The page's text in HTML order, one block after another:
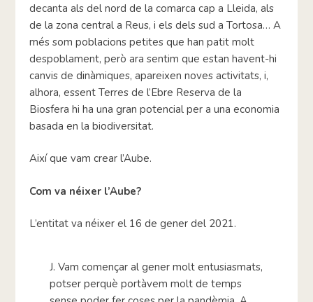
decanta als del nord de la comarca cap a Lleida, als
de la zona central a Reus, i els dels sud a Tortosa… A
més som poblacions petites que han patit molt
despoblament, però ara sentim que estan havent-hi
canvis de dinàmiques, apareixen noves activitats, i,
alhora, essent Terres de l’Ebre Reserva de la
Biosfera hi ha una gran potencial per a una economia
basada en la biodiversitat.
Així que vam crear l’Aube.
Com va néixer l’Aube?
L’entitat va néixer el 16 de gener del 2021.
J. Vam començar al gener molt entusiasmats,
potser perquè portàvem molt de temps